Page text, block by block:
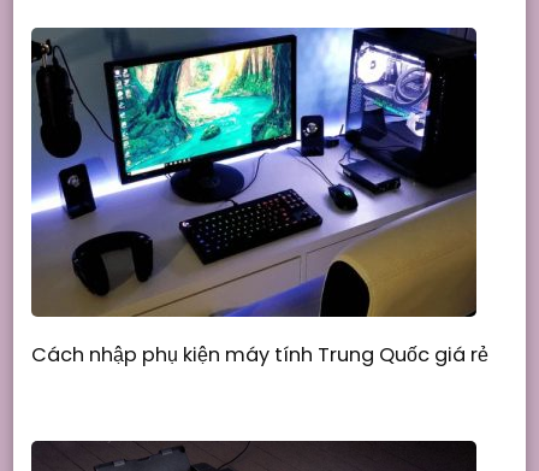
Cách nhập phụ kiện máy tính Trung Quốc giá rẻ